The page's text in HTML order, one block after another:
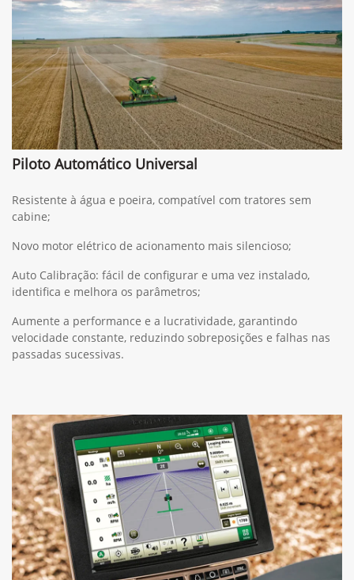
Piloto Automático Universal
Resistente à água e poeira, compatível com tratores sem
cabine;
Novo motor elétrico de acionamento mais silencioso;
Auto Calibração: fácil de configurar e uma vez instalado,
identifica e melhora os parâmetros;
Aumente a performance e a lucratividade, garantindo
velocidade constante, reduzindo sobreposições e falhas nas
passadas sucessivas.